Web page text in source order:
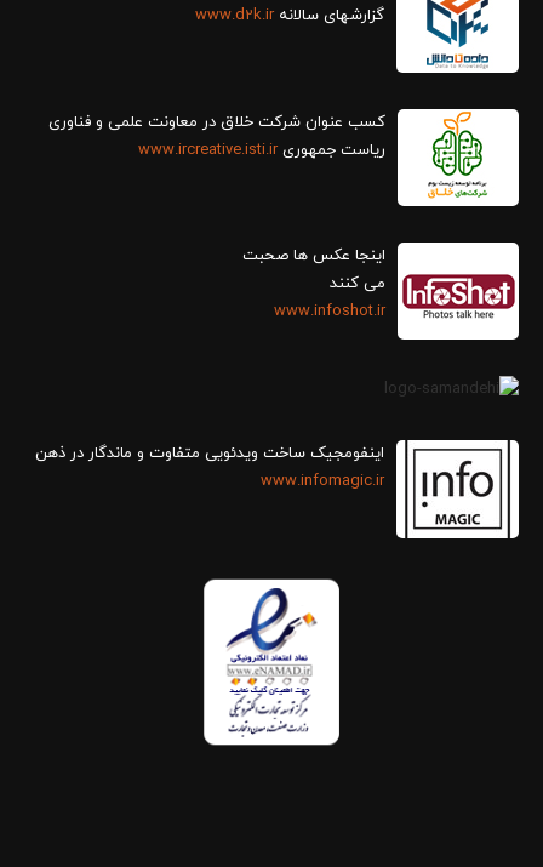
گزارش‎های سالانه
www.d2k.ir
کسب عنوان شرکت خلاق در معاونت علمی و فناوری
ریاست جمهوریwww.ircreative.isti.ir
اینجا عکس ها صحبت
می کنند
www.infoshot.ir
اینفومجیک ساخت ویدئویی متفاوت و ماندگار در ذهن
www.infomagic.ir